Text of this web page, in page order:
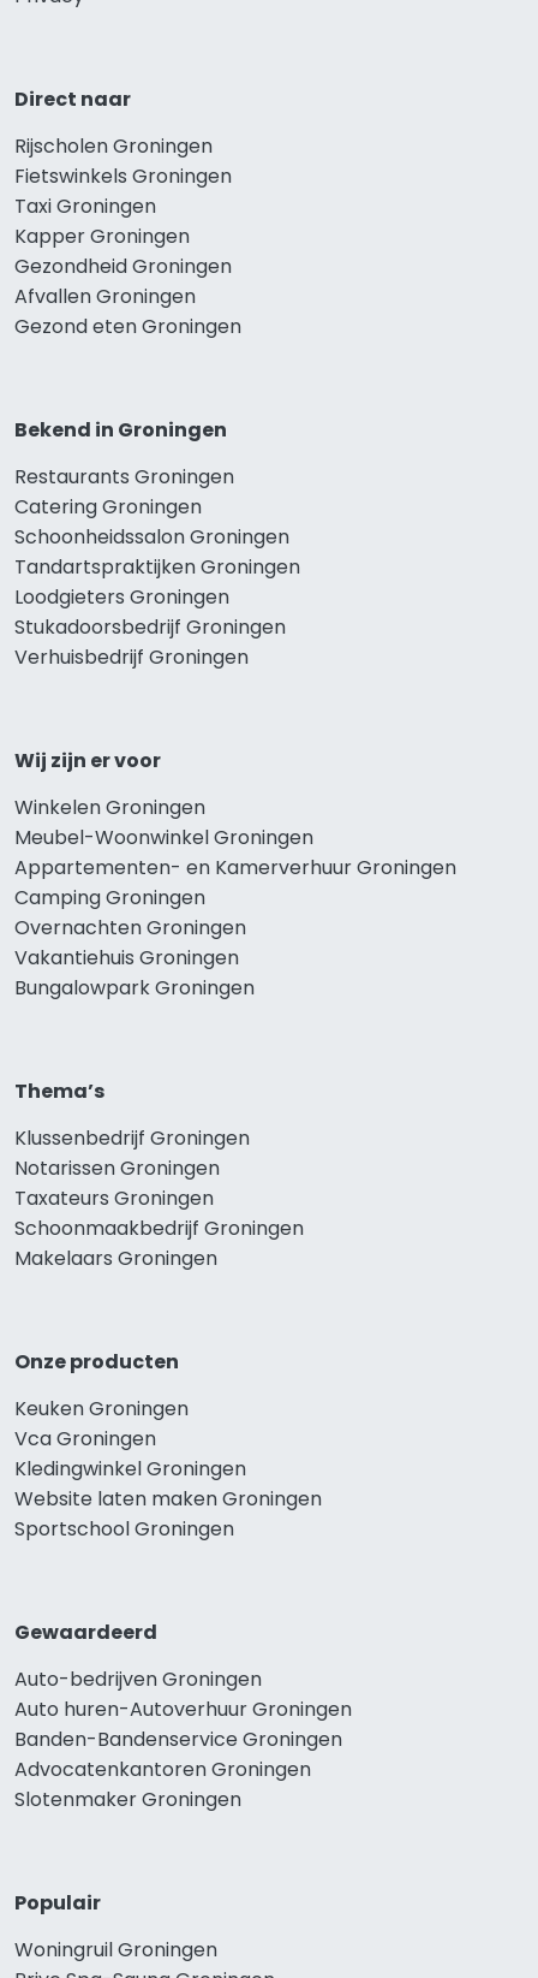
Direct naar
Rijscholen Groningen
Fietswinkels Groningen
Taxi Groningen
Kapper Groningen
Gezondheid Groningen
Afvallen Groningen
Gezond eten Groningen
Bekend in Groningen
Restaurants Groningen
Catering Groningen
Schoonheidssalon Groningen
Tandartspraktijken Groningen
Loodgieters Groningen
Stukadoorsbedrijf Groningen
Verhuisbedrijf Groningen
Wij zijn er voor
Winkelen Groningen
Meubel-Woonwinkel Groningen
Appartementen- en Kamerverhuur Groningen
Camping Groningen
Overnachten Groningen
Vakantiehuis Groningen
Bungalowpark Groningen
Thema’s
Klussenbedrijf Groningen
Notarissen Groningen
Taxateurs Groningen
Schoonmaakbedrijf Groningen
Makelaars Groningen
Onze producten
Keuken Groningen
Vca Groningen
Kledingwinkel Groningen
Website laten maken Groningen
Sportschool Groningen
Gewaardeerd
Auto-bedrijven Groningen
Auto huren-Autoverhuur Groningen
Banden-Bandenservice Groningen
Advocatenkantoren Groningen
Slotenmaker Groningen
Populair
Woningruil Groningen